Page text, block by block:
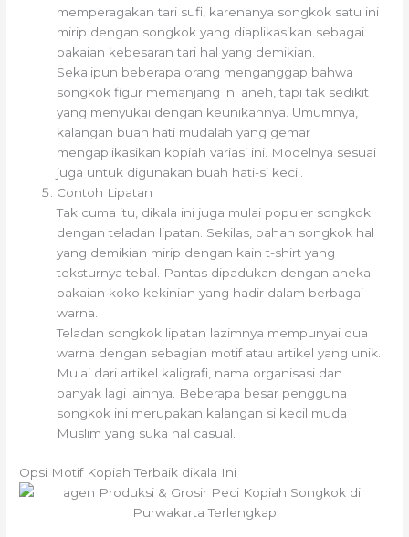
memperagakan tari sufi, karenanya songkok satu ini
mirip dengan songkok yang diaplikasikan sebagai
pakaian kebesaran tari hal yang demikian.
Sekalipun beberapa orang menganggap bahwa
songkok figur memanjang ini aneh, tapi tak sedikit
yang menyukai dengan keunikannya. Umumnya,
kalangan buah hati mudalah yang gemar
mengaplikasikan kopiah variasi ini. Modelnya sesuai
juga untuk digunakan buah hati-si kecil.
Contoh Lipatan
Tak cuma itu, dikala ini juga mulai populer songkok
dengan teladan lipatan. Sekilas, bahan songkok hal
yang demikian mirip dengan kain t-shirt yang
teksturnya tebal. Pantas dipadukan dengan aneka
pakaian koko kekinian yang hadir dalam berbagai
warna.
Teladan songkok lipatan lazimnya mempunyai dua
warna dengan sebagian motif atau artikel yang unik.
Mulai dari artikel kaligrafi, nama organisasi dan
banyak lagi lainnya. Beberapa besar pengguna
songkok ini merupakan kalangan si kecil muda
Muslim yang suka hal casual.
Opsi Motif Kopiah Terbaik dikala Ini